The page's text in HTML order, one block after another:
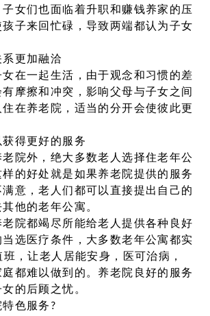
女们也面临着升职和赚钱养家的压
子来回忙碌，导致两端都认为子女
更加融洽
在一起生活，由于观念和习惯的差
摩擦和冲突，影响父母与子女之间
在养老院，适当的分开会使彼此更
得更好的服务
院外，绝大多数老人选择住老年公
的好处就是如果养老院提供的服务
意，老人们都可以直接提出自己的
他的老年公寓。
院都竭尽所能给老人提供各种良好
选医疗条件，大多数老年公寓都实
，让老人居能安身，医可治病，
都难以做到的。养老院良好的服务
的后顾之忧。
色服务?